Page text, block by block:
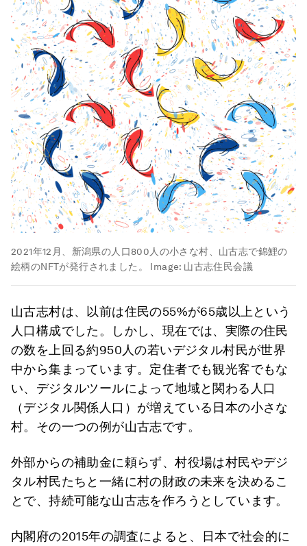
2021年12月、新潟県の人口800人の小さな村、山古志で錦鯉の
絵柄のNFTが発行されました。
Image: 山古志住民会議
山古志村は、以前は住民の55%が65歳以上という
人口構成でした。しかし、現在では、実際の住民
の数を上回る約950人の若いデジタル村民が世界
中から集まっています。定住者でも観光客でもな
い、デジタルツールによって地域と関わる人口
（デジタル関係人口）が増えている日本の小さな
村。その一つの例が山古志です。
外部からの補助金に頼らず、村役場は村民やデジ
タル村民たちと一緒に村の財政の未来を決めるこ
とで、持続可能な山古志を作ろうとしています。
内閣府の2015年の調査によると、日本で社会的に